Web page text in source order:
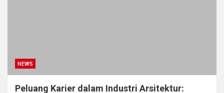
NEWS
Peluang Karier dalam Industri Arsitektur: